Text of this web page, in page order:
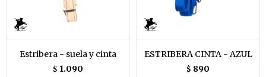
Estribera - suela y cinta
$ 1.090
ESTRIBERA CINTA - AZUL
$ 890